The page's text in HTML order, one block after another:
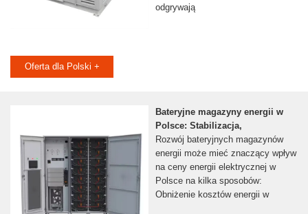
odgrywają
Oferta dla Polski +
Bateryjne magazyny energii w
Polsce: Stabilizacja,
Rozwój bateryjnych magazynów
energii może mieć znaczący wpływ
na ceny energii elektrycznej w
Polsce na kilka sposobów:
Obniżenie kosztów energii w